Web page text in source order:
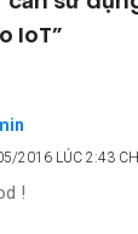
IoT”
2016 LÚC 2:43
!